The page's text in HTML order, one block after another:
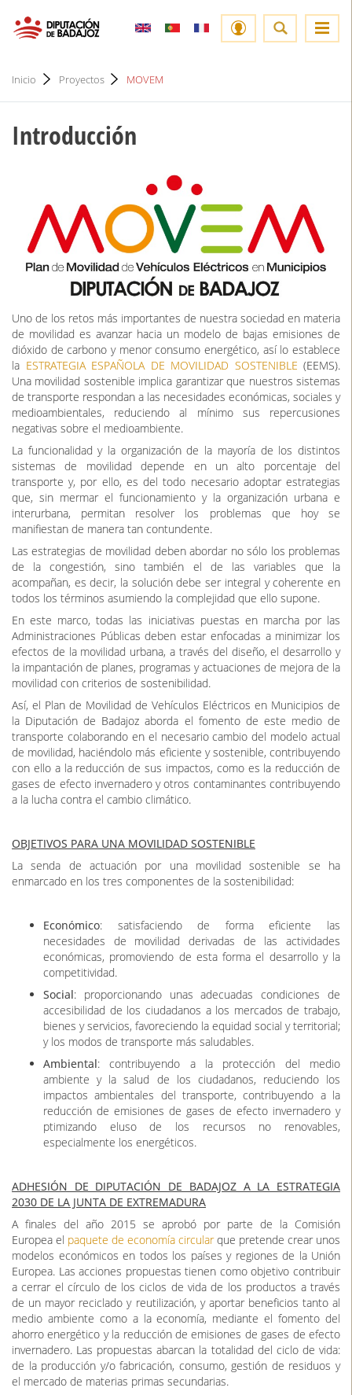
Inicio Proyectos MOVEM
Introducción
Uno de los retos más importantes de nuestra sociedad en materia
de movilidad es avanzar hacia un modelo de bajas emisiones de
dióxido de carbono y menor consumo energético, así lo establece
la ESTRATEGIA ESPAÑOLA DE MOVILIDAD SOSTENIBLE (EEMS).
Una movilidad sostenible implica garantizar que nuestros sistemas
de transporte respondan a las necesidades económicas, sociales y
medioambientales, reduciendo al mínimo sus repercusiones
negativas sobre el medioambiente.
La funcionalidad y la organización de la mayoría de los distintos
sistemas de movilidad depende en un alto porcentaje del
transporte y, por ello, es del todo necesario adoptar estrategias
que, sin mermar el funcionamiento y la organización urbana e
interurbana, permitan resolver los problemas que hoy se
manifiestan de manera tan contundente.
Las estrategias de movilidad deben abordar no sólo los problemas
de la congestión, sino también el de las variables que la
acompañan, es decir, la solución debe ser integral y coherente en
todos los términos asumiendo la complejidad que ello supone.
En este marco, todas las iniciativas puestas en marcha por las
Administraciones Públicas deben estar enfocadas a minimizar los
efectos de la movilidad urbana, a través del diseño, el desarrollo y
la impantación de planes, programas y actuaciones de mejora de la
movilidad con criterios de sostenibilidad.
Así, el Plan de Movilidad de Vehículos Eléctricos en Municipios de
la Diputación de Badajoz aborda el fomento de este medio de
transporte colaborando en el necesario cambio del modelo actual
de movilidad, haciéndolo más eficiente y sostenible, contribuyendo
con ello a la reducción de sus impactos, como es la reducción de
gases de efecto invernadero y otros contaminantes contribuyendo
a la lucha contra el cambio climático.
OBJETIVOS PARA UNA MOVILIDAD SOSTENIBLE
La senda de actuación por una movilidad sostenible se ha
enmarcado en los tres componentes de la sostenibilidad:
Económico: satisfaciendo de forma eficiente las
necesidades de movilidad derivadas de las actividades
económicas, promoviendo de esta forma el desarrollo y la
competitividad.
Social: proporcionando unas adecuadas condiciones de
accesibilidad de los ciudadanos a los mercados de trabajo,
bienes y servicios, favoreciendo la equidad social y territorial;
y los modos de transporte más saludables.
Ambiental: contribuyendo a la protección del medio
ambiente y la salud de los ciudadanos, reduciendo los
impactos ambientales del transporte, contribuyendo a la
reducción de emisiones de gases de efecto invernadero y
ptimizando eluso de los recursos no renovables,
especialmente los energéticos.
ADHESIÓN DE DIPUTACIÓN DE BADAJOZ A LA ESTRATEGIA
2030 DE LA JUNTA DE EXTREMADURA
A finales del año 2015 se aprobó por parte de la Comisión
Europea el paquete de economía circularque pretende crear unos
modelos económicos en todos los países y regiones de la Unión
Europea. Las acciones propuestas tienen como objetivo contribuir
a cerrar el círculo de los ciclos de vida de los productos a través
de un mayor reciclado y reutilización, y aportar beneficios tanto al
medio ambiente como a la economía, mediante el fomento del
ahorro energético y la reducción de emisiones de gases de efecto
invernadero. Las propuestas abarcan la totalidad del ciclo de vida:
de la producción y/o fabricación, consumo, gestión de residuos y
el mercado de materias primas secundarias.